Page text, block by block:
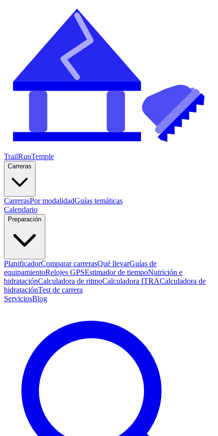
TrailRunTemple
Carreras
CarrerasPor modalidadGuías temáticas
Calendario
Preparación
PlanificadorComparar carrerasQué llevarGuías de
equipamientoRelojes GPSEstimador de tiempoNutrición e
hidrataciónCalculadora de ritmoCalculadora ITRACalculadora de
hidrataciónTest de carrera
ServiciosBlog